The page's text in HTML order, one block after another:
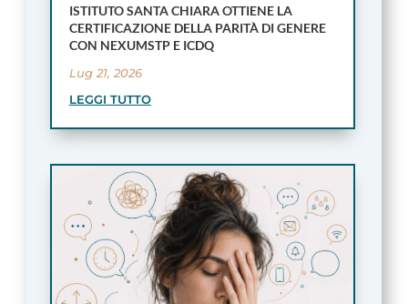
ISTITUTO SANTA CHIARA OTTIENE LA
CERTIFICAZIONE DELLA PARITÀ DI GENERE
CON NEXUMSTP E ICDQ
Lug 21, 2026
LEGGI TUTTO